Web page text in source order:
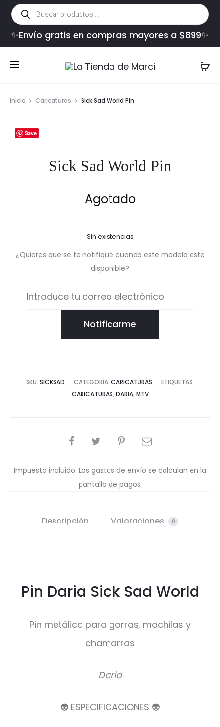
Búsqueda
de
productos
✨Envío gratis en compras mayores a $899✨
Inicio Caricaturas Sick Sad World Pin
Save
Sick Sad World Pin
Agotado
Sin existencias
¿Quieres que se te notifique cuando este modelo este
disponible?
Notificarme
SKU: SICKSAD CATEGORÍA: CARICATURAS
ETIQUETAS:
CARICATURAS, DARIA, MTV
COMPARTIR
Impuesto incluido. Los gastos de envío se calculan en la
pantalla de pagos.
Descripción Valoraciones 0
Pin Daria Sick Sad World
Pin metálico para gorras, mochilas y
chamarras
Daria
👽 ESPECIFICACIONES 👽